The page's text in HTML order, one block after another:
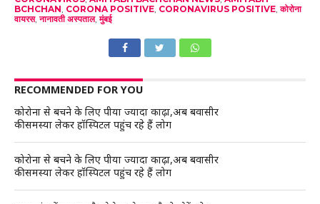
BCHCHAN CORONA POSITIVE, CORONAVIRUS POSITIVE,कोरोना
वायरस,नानावती अस्‍पताल,मुंबई
RECOMMENDED FOR YOU
कोरोना से बचने के लिए पीया ज्यादा काढ़ा,अब बवासीर
की समस्या लेकर हॉस्पिटल पहुंच रहे हैं लोग
कोरोना से बचने के लिए पीया ज्यादा काढ़ा,अब बवासीर
की समस्या लेकर हॉस्पिटल पहुंच रहे हैं लोग